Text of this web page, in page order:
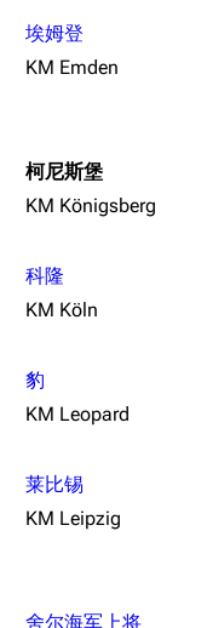
导航
埃姆登
KM Emden
柯尼斯堡
KM Königsberg
科隆
KM Köln
豹
KM Leopard
莱比锡
KM Leipzig
舍尔海军上将